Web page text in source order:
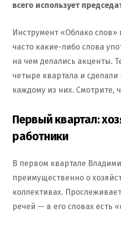
всего использует
Инструмент «Облако слов»
часто какие-либо слова
на чем делались акценты.
четыре квартала и
каждому из них. Смотрите,
Первый квартал:
работники
В первом квартале
преимущественно о
коллективах.
речей — в его словах есть